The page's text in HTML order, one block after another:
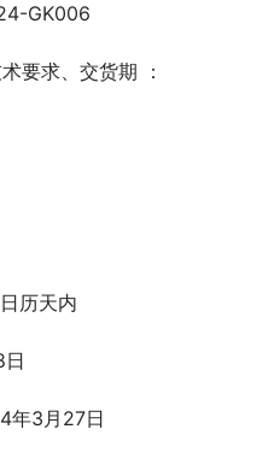
GK006
要求、交货期 ：
历天内
年3月27日